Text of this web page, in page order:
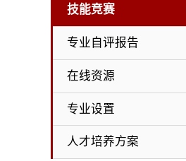
技能竞赛
专业自评报告
在线资源
专业设置
人才培养方案